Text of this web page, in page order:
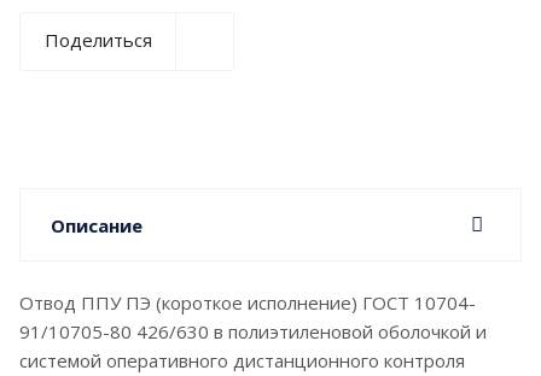
Поделиться
Описание
Отвод ППУ ПЭ (короткое исполнение) ГОСТ 10704-
91/10705-80 426/630 в полиэтиленовой оболочкой и
системой оперативного дистанционного контроля